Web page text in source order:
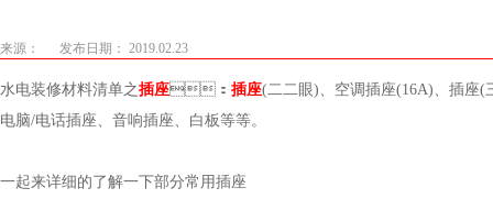
来源： 发布日期： 2019.02.23
水电装修材料清单之插座： 插座(二二眼)、空调插座(16A)、
电脑/电话插座、音响插座、白板等等。
一起来详细的了解一下部分常用插座